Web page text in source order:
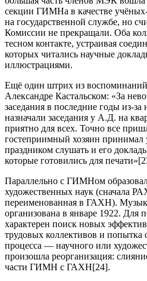
секции ГИМНа в качестве
на государственной службе, но
Комиссии не прекращали. Оба
тесном контакте, устраивая
которых читались научные
иллюстрациями.
Ещё один штрих из
Александре Кастальском: «За
заседания в последние годы из-за
назначали заседания у А.Д. на
приятно для всех. Точно все
гостеприимный хозяин принимал
праздником слушать и его
которые готовились для
Параллельно с ГИМНом
художественных наук (сначала
переименованная в ГАХН).
организована в январе 1922. Для
характерен поиск новых
трудовых коллективов и попытка
процесса — научного или
произошла реорганизация:
части ГИМН с ГАХН[24].